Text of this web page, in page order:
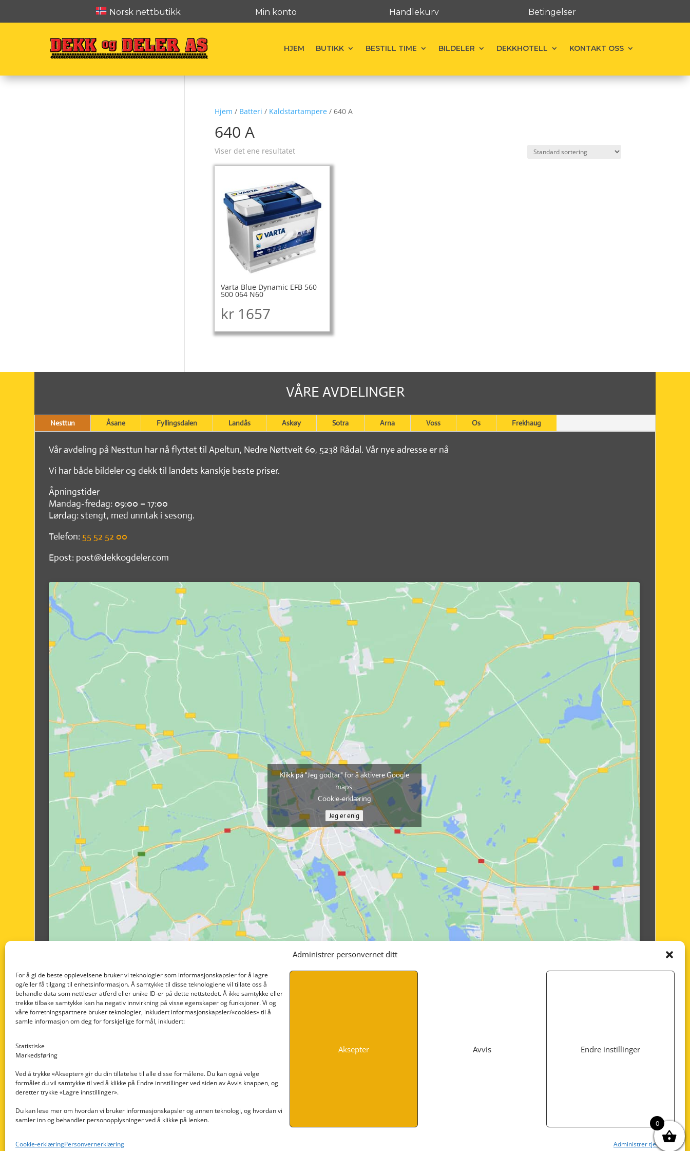
Administrer personvernet ditt
For å gi de beste opplevelsene bruker vi teknologier som informasjonskapsler for å lagre
og/eller få tilgang til enhetsinformasjon. Å samtykke til disse teknologiene vil tillate oss å
behandle data som nettleser atferd eller unike ID-er på dette nettstedet. Å ikke samtykke eller
trekke tilbake samtykke kan ha negativ innvirkning på visse egenskaper og funksjoner. Vi og
våre forretningspartnere bruker teknologier, inkludert informasjonskapsler/«cookies» til å
samle informasjon om deg for forskjellige formål, inkludert:
Statistiske
Markedsføring
Ved å trykke «Aksepter» gir du din tillatelse til alle disse formålene. Du kan også velge
formålet du vil samtykke til ved å klikke på Endre innstillinger ved siden av Avvis knappen, og
deretter trykke «Lagre innstillinger».
Du kan lese mer om hvordan vi bruker informasjonskapsler og annen teknologi, og hvordan vi
samler inn og behandler personopplysninger ved å klikke på lenken.
Administrer tjenester
Aksepter Avvis Endre instillinger
Cookie-erklæringPersonvernerklæring
Norsk nettbutikk Min konto Handlekurv Betingelser
HJEM BUTIKK BESTILL TIME BILDELER DEKKHOTELL KONTAKT OSS
Hjem / Batteri / Kaldstartampere/ 640 A
640 A
Viser det ene resultatet
Varta Blue Dynamic EFB 560
500 064 N60
kr1657
VÅRE AVDELINGER
Nesttun Åsane Fyllingsdalen Landås Askøy Sotra Arna Voss Os Frekhaug
Vår avdeling på Nesttun har nå flyttet til Apeltun, Nedre Nøttveit 60, 5238 Rådal. Vår nye adresse er nå
Vi har både bildeler og dekk til landets kanskje beste priser.
Åpningstider
Mandag-fredag: 09:00 – 17:00
Lørdag: stengt, med unntak i sesong.
Telefon: 55 52 52 00
Epost: post@dekkogdeler.com
Klikk på "Jeg godtar" for å aktivere Google
maps
Cookie-erklæring
Jeg er enig
Nedre Nøttveit 60, 5238 Rådal
Org. nr: 996430022
INFORMASJON
0